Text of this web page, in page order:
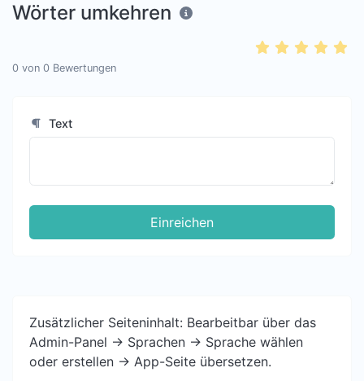
Wörter umkehren
0 von 0 Bewertungen
Text
Einreichen
Zusätzlicher Seiteninhalt: Bearbeitbar über das
Admin-Panel -> Sprachen -> Sprache wählen
oder erstellen -> App-Seite übersetzen.